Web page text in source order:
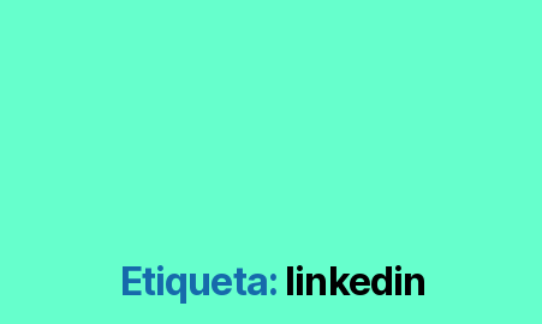
Etiqueta: linkedin